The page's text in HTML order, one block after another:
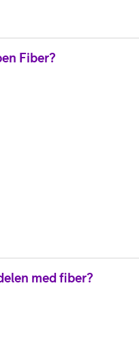
Fiber?
med fiber?